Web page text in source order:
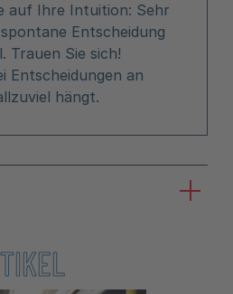
auf Ihre Intuition: Sehr
Entscheidung
Trauen Sie sich!
Entscheidungen an
hängt.